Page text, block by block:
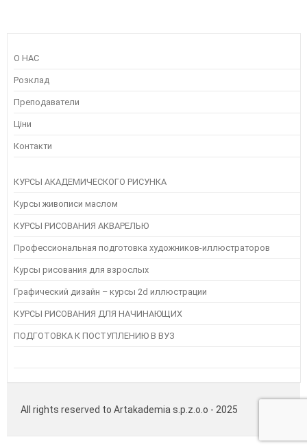
О НАС
Розклад
Преподаватели
Ціни
Контакти
КУРСЫ АКАДЕМИЧЕСКОГО РИСУНКА
Курсы живописи маслом
КУРСЫ РИСОВАНИЯ АКВАРЕЛЬЮ
Профессиональная подготовка художников-иллюстраторов
Курсы рисования для взрослых
Графический дизайн – курсы 2d иллюстрации
КУРСЫ РИСОВАНИЯ ДЛЯ НАЧИНАЮЩИХ
ПОДГОТОВКА К ПОСТУПЛЕНИЮ В ВУЗ
All rights reserved to Artakademia s.p.z.o.o - 2025